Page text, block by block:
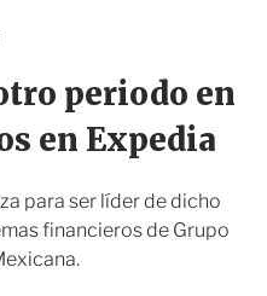
e
periodo en
en Expedia
para ser líder de dicho
financieros de Grupo